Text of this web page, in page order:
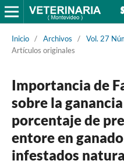
Inicio / Archivos / Vol. 27
Artículos originales
Importancia de
sobre la
porcentaje de
entore en
infestados